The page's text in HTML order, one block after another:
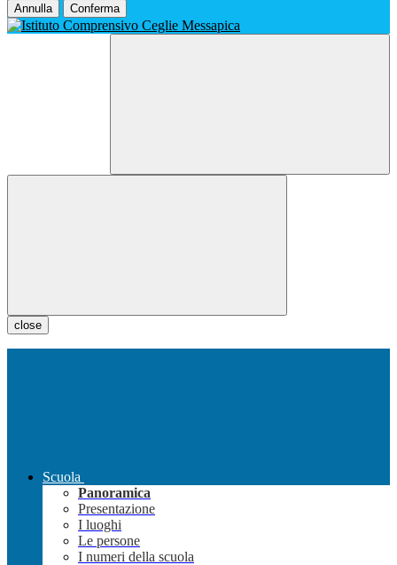
Annulla Conferma
close
Scuola
Panoramica
Presentazione
I luoghi
Le persone
I numeri della scuola